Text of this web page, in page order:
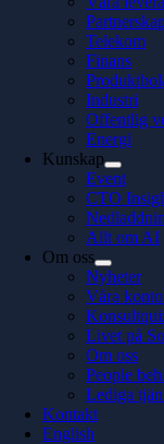
Telekom
Finans
Industri
Offentlig
Energi
Kunskap
Event
CTO
Allt om AI
Om oss
Nyheter
Våra
Livet på
Om oss
People
Lediga
Kontakt
English